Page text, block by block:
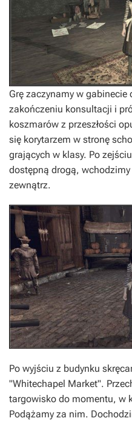
Grę zaczynamy w gabinecie
zakończeniu konsultacji i
koszmarów z przeszłości
się korytarzem w stronę
grających w klasy. Po
dostępną drogą,
zewnątrz.
Po wyjściu z budynku
"Whitechapel Market".
targowisko do momentu, w
Podążamy za nim.